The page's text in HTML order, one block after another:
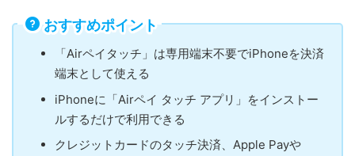
おすすめポイント
「Airペイタッチ」は専用端末不要でiPhoneを決済
端末として使える
iPhoneに「Airペイ タッチ アプリ」をインストー
ルするだけで利用できる
クレジットカードのタッチ決済、Apple Payや